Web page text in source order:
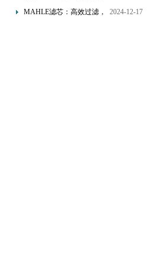
知识
MAHLE滤芯：高效过滤，
2024-12-17